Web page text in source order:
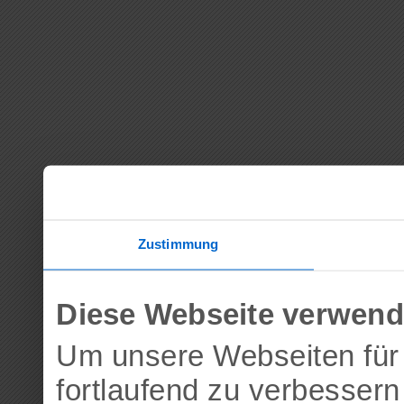
Zustimmung
Diese Webseite
Um unsere Webseiten
fortlaufend zu